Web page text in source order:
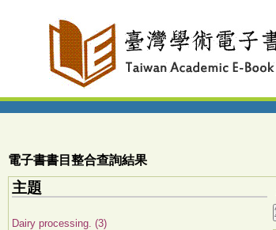
電子書書目整合查詢結果
主題
Dairy processing. (3)